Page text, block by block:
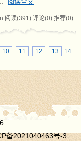
阅读全文
阅读(391) 评论(0) 推荐(0)
10 11 12 13 14
备2021040463号-3